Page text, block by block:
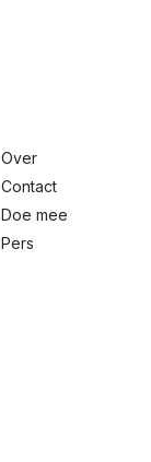
Over
Contact
Doe mee
Pers